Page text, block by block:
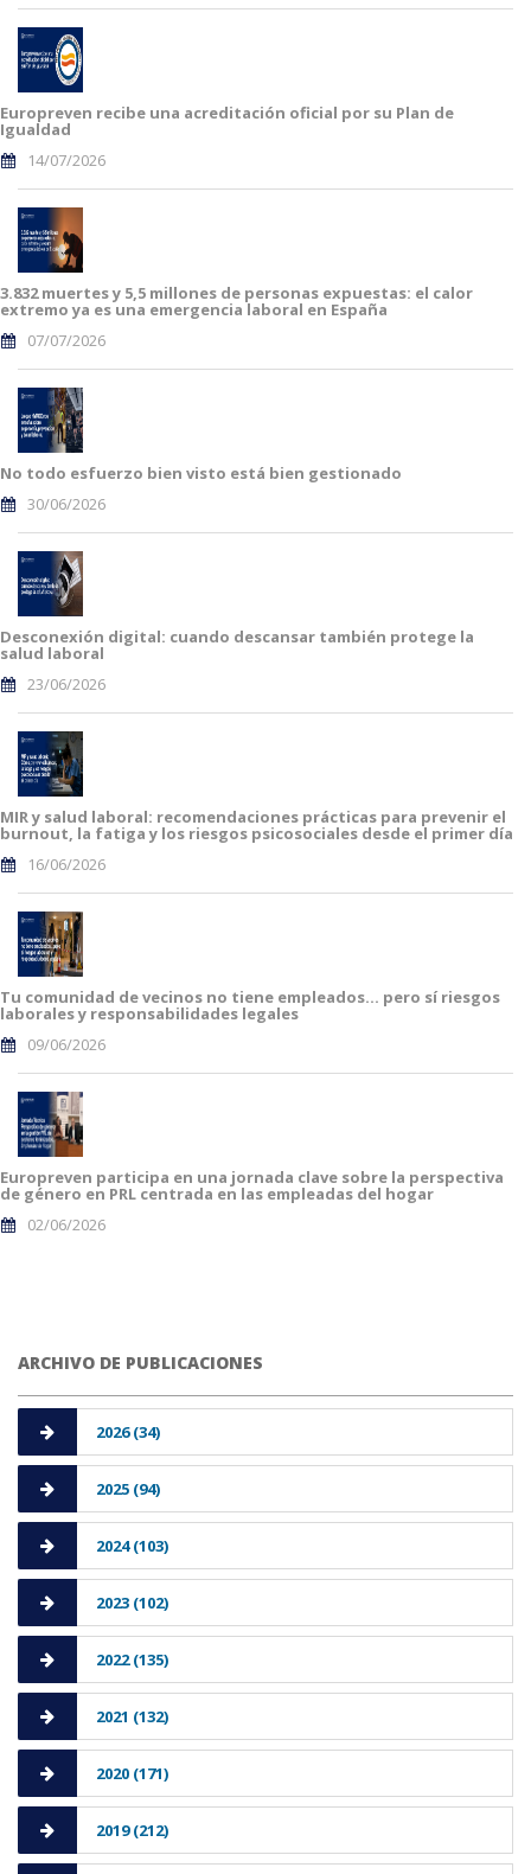
Europreven recibe una acreditación oficial por su Plan de
Igualdad
14/07/2026
3.832 muertes y 5,5 millones de personas expuestas: el calor
extremo ya es una emergencia laboral en España
07/07/2026
No todo esfuerzo bien visto está bien gestionado
30/06/2026
Desconexión digital: cuando descansar también protege la
salud laboral
23/06/2026
MIR y salud laboral: recomendaciones prácticas para prevenir el
burnout, la fatiga y los riesgos psicosociales desde el primer día
16/06/2026
Tu comunidad de vecinos no tiene empleados… pero sí riesgos
laborales y responsabilidades legales
09/06/2026
Europreven participa en una jornada clave sobre la perspectiva
de género en PRL centrada en las empleadas del hogar
02/06/2026
ARCHIVO DE PUBLICACIONES
2026 (34)
2025 (94)
2024 (103)
2023 (102)
2022 (135)
2021 (132)
2020 (171)
2019 (212)